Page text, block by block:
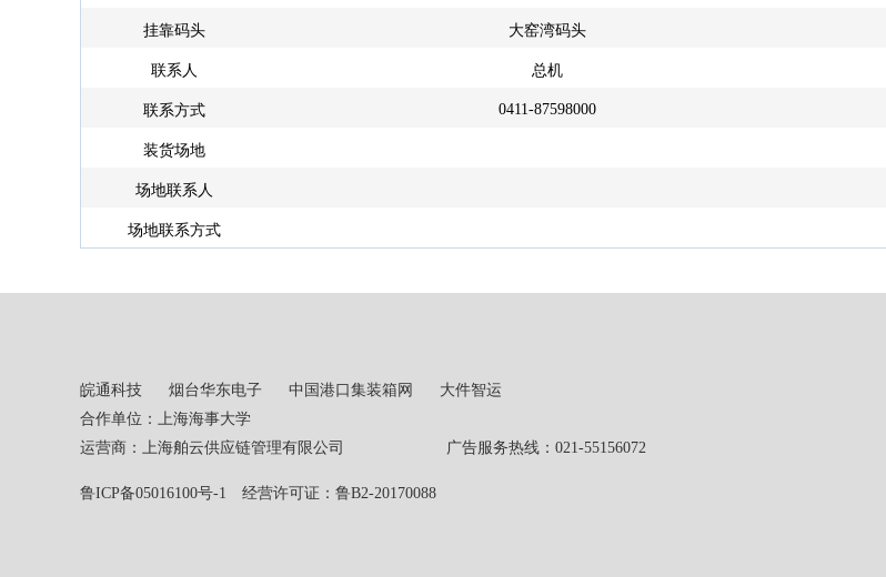
挂靠码头 大窑湾码头
联系人 总机
联系方式 0411-87598000
装货场地
场地联系人
场地联系方式
皖通科技 烟台华东电子 中国港口集装箱网
大件智运
合作单位：上海海事大学
运营商：上海舶云供应链管理有限公司 广告服务热线：021-55156072
鲁ICP备05016100号-1 经营许可证：鲁B2-20170088